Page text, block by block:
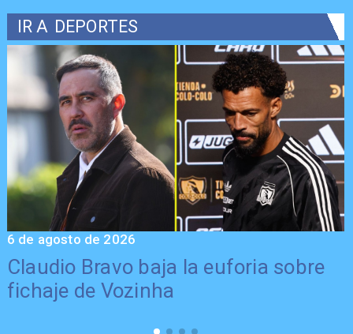
IR A DEPORTES
Claudio Bravo baja la euforia sobre
fichaje de Vozinha
6 de agosto de 2026